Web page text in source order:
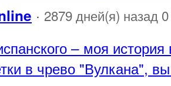
· 2879 дней(я) назад 0
– моя
в чрево "Вулкана",